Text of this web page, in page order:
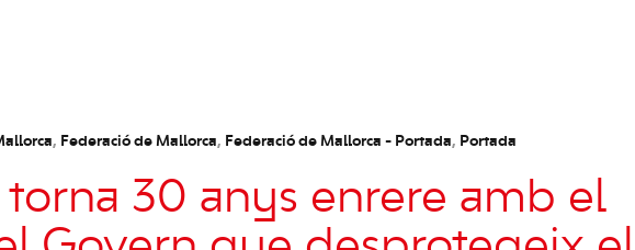
, Federació de Mallorca, Federació de Mallorca - Portada, Portada
torna 30 anys enrere amb el